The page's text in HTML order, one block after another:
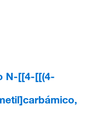
N-[[4-[[(4-